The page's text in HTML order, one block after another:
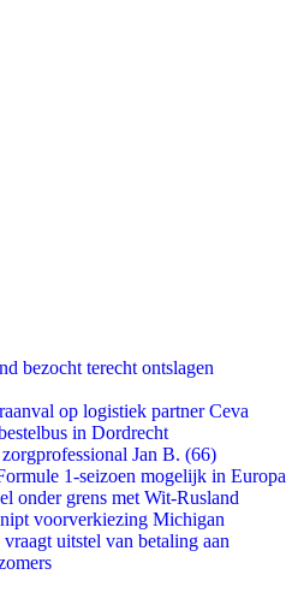
bezocht terecht ontslagen
op logistiek partner Ceva
in Dordrecht
Jan B. (66)
1-seizoen mogelijk in Europa
onder grens met Wit-Rusland
voorverkiezing Michigan
uitstel van betaling aan